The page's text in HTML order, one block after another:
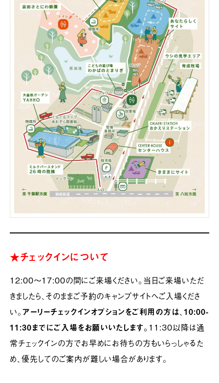
★チェックインについて
12:00〜17:00の間にご来場ください。当日ご来場いただ
きましたら、そのままご予約のキャンプサイトへご入場くださ
い。アーリーチェックインオプションをご利用の方は、10:00-
11:30までにご入場をお願いいたします。 11:30以降は通
常チェックインの方でお早めにお待ちの方もいらっしゃるた
め、優先してのご案内が難しい場合があります。